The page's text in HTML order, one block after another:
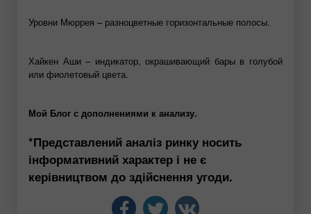
Уровни Мюррея – разноцветные горизонтальные полосы.
Хайкен Аши – индикатор, окрашивающий бары в голубой
или фиолетовый цвета.
Мой Блог с дополнениями к анализу.
*Представлений аналіз ринку носить
інформативний характер і не є
керівництвом до здійснення угоди.